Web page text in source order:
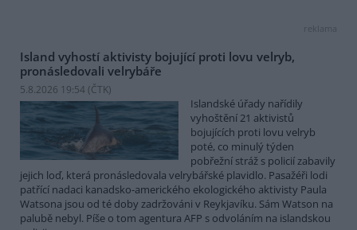
reklama
Island vyhostí aktivisty bojující proti lovu velryb,
pronásledovali velrybáře
5.8.2026 19:54 (ČTK)
Islandské úřady nařídily
vyhoštění 21 aktivistů
bojujících proti lovu velryb
poté, co minulý týden
pobřežní stráž s policií zabavily
jejich loď, která pronásledovala velrybářské plavidlo. Pasažéři lodi
patřící nadaci kanadsko-amerického ekologického aktivisty Paula
Watsona jsou od té doby zadržováni v Reykjavíku. Sám Watson na
palubě nebyl. Píše o tom agentura AFP s odvoláním na islandskou